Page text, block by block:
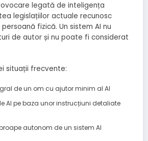
legată de inteligența
legislațiilor actuale recunosc
fizică. Un sistem AI nu
de autor și nu poate fi considerat
situații frecvente:
de un om cu ajutor minim al AI
AI pe baza unor instrucțiuni detaliate
autonom de un sistem AI